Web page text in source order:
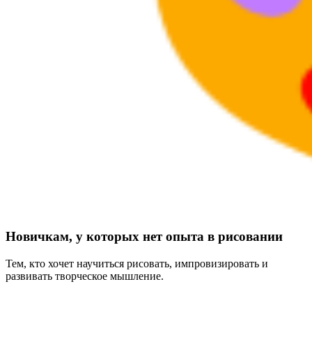
Новичкам, у которых нет опыта в рисовании
Тем, кто хочет научиться рисовать, импровизировать и
развивать творческое мышление.